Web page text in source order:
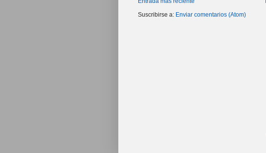
Suscribirse a: Enviar comentarios (Atom)